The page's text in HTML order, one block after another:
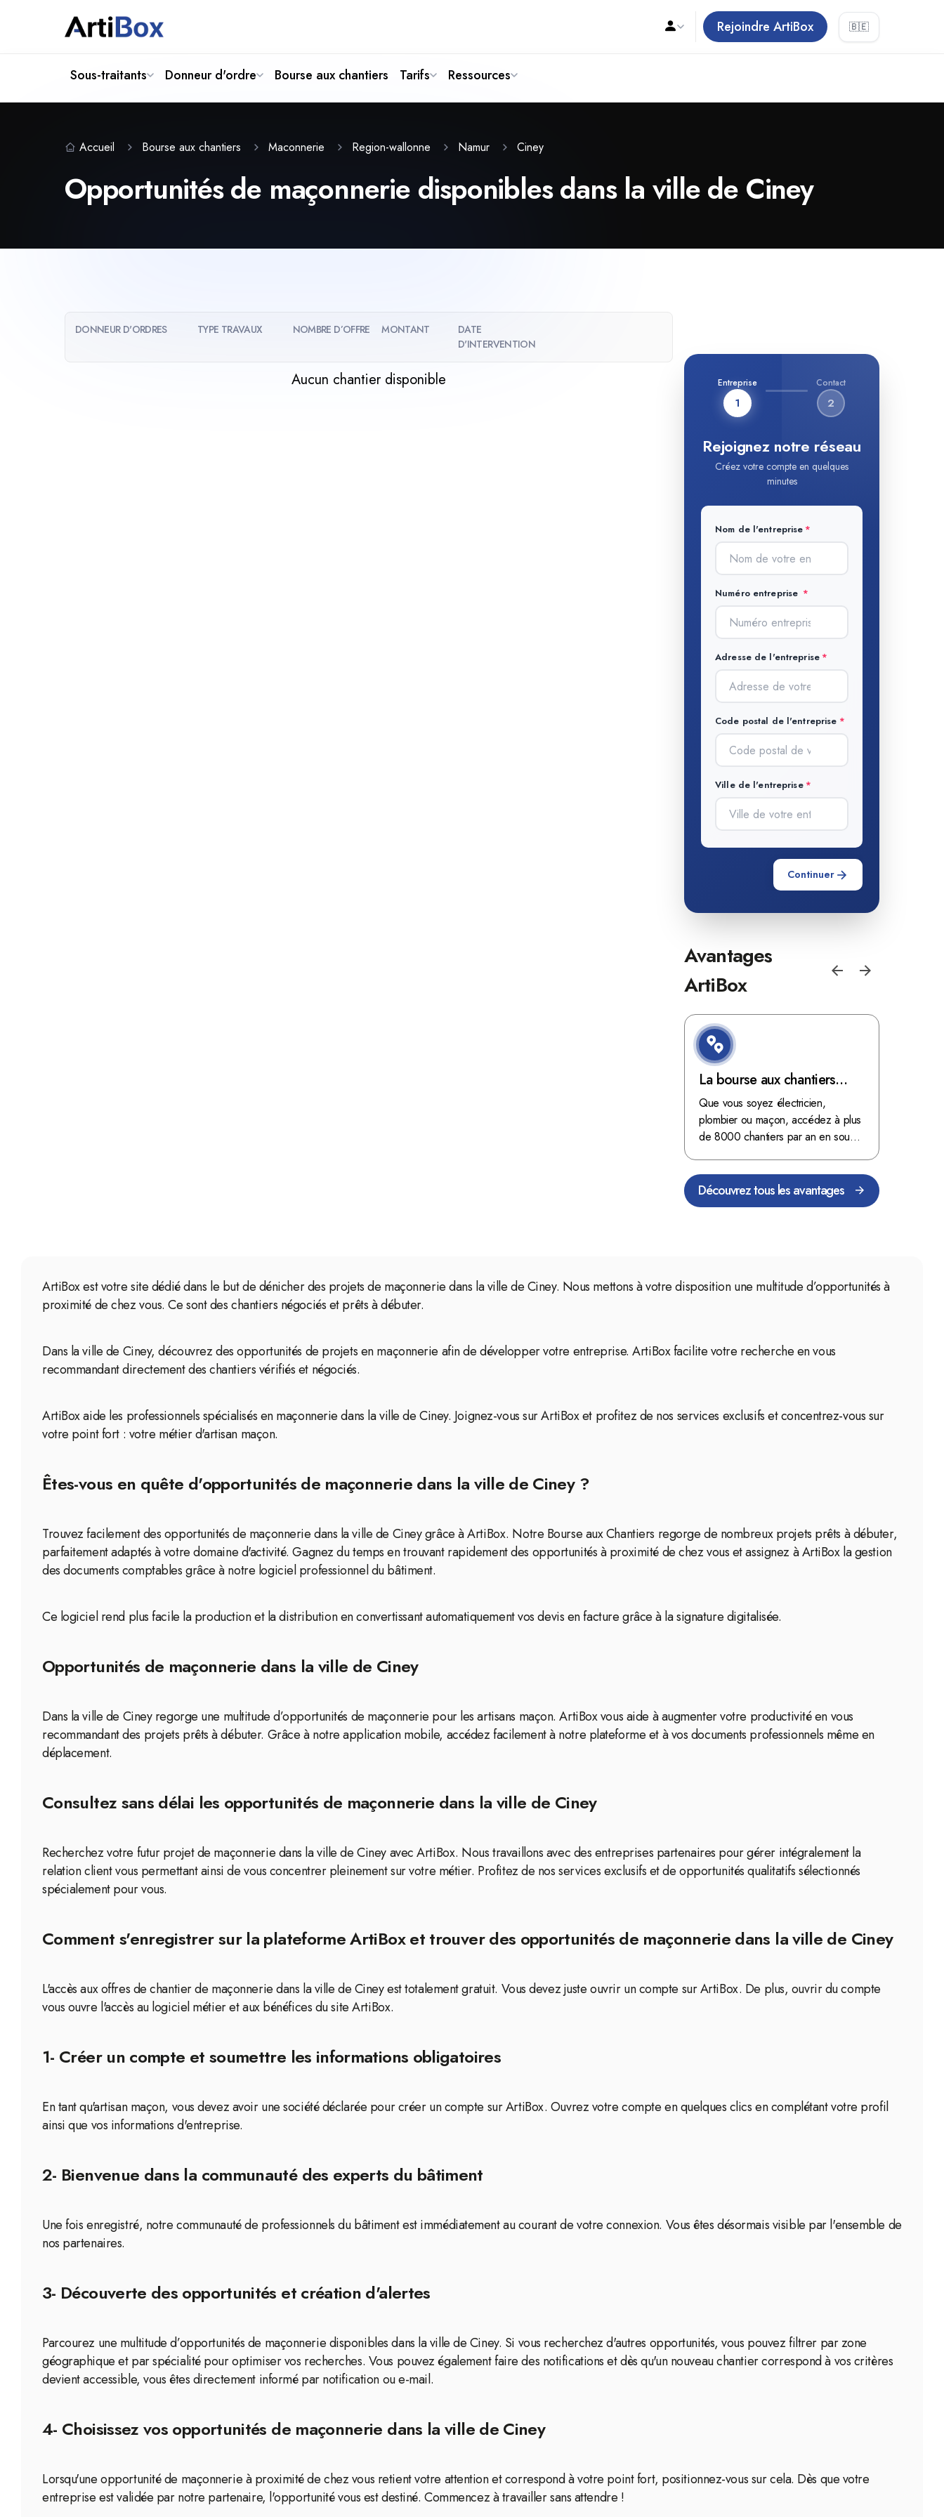
Rejoindre ArtiBox 🇧🇪
Sous-traitants Donneur d'ordre Bourse aux chantiers Tarifs Ressources
Accueil Bourse aux chantiers Maconnerie Region-wallonne Namur Ciney
Opportunités de maçonnerie disponibles dans la ville de Ciney
DONNEUR D'ORDRES TYPE TRAVAUX NOMBRE D’OFFRE MONTANT
DATE
D'INTERVENTION
Aucun chantier disponible Entreprise
1
Contact
2
Rejoignez notre réseau
Créez votre compte en quelques
minutes
Nom de l'entreprise
Numéro entreprise
Adresse de l'entreprise
Code postal de l'entreprise
Ville de l'entreprise
Continuer
Avantages
ArtiBox
La bourse aux chantiers
d'ArtiBox Belgique, véritable
mine d'or !
Que vous soyez électricien,
plombier ou maçon, accédez à plus
de 8000 chantiers par an en sous-
Découvrez tous les avantages
ArtiBox est votre site dédié dans le but de dénicher des projets de maçonnerie dans la ville de Ciney. Nous mettons à votre disposition une multitude d’opportunités à
proximité de chez vous. Ce sont des chantiers négociés et prêts à débuter.
Dans la ville de Ciney, découvrez des opportunités de projets en maçonnerie afin de développer votre entreprise. ArtiBox facilite votre recherche en vous
recommandant directement des chantiers vérifiés et négociés.
ArtiBox aide les professionnels spécialisés en maçonnerie dans la ville de Ciney. Joignez-vous sur ArtiBox et profitez de nos services exclusifs et concentrez-vous sur
votre point fort : votre métier d'artisan maçon.
Êtes-vous en quête d'opportunités de maçonnerie dans la ville de Ciney ?
Trouvez facilement des opportunités de maçonnerie dans la ville de Ciney grâce à ArtiBox. Notre Bourse aux Chantiers regorge de nombreux projets prêts à débuter,
parfaitement adaptés à votre domaine d'activité. Gagnez du temps en trouvant rapidement des opportunités à proximité de chez vous et assignez à ArtiBox la gestion
des documents comptables grâce à notre logiciel professionnel du bâtiment.
Ce logiciel rend plus facile la production et la distribution en convertissant automatiquement vos devis en facture grâce à la signature digitalisée.
Opportunités de maçonnerie dans la ville de Ciney
Dans la ville de Ciney regorge une multitude d’opportunités de maçonnerie pour les artisans maçon. ArtiBox vous aide à augmenter votre productivité en vous
recommandant des projets prêts à débuter. Grâce à notre application mobile, accédez facilement à notre plateforme et à vos documents professionnels même en
déplacement.
Consultez sans délai les opportunités de maçonnerie dans la ville de Ciney
Recherchez votre futur projet de maçonnerie dans la ville de Ciney avec ArtiBox. Nous travaillons avec des entreprises partenaires pour gérer intégralement la
relation client vous permettant ainsi de vous concentrer pleinement sur votre métier. Profitez de nos services exclusifs et de opportunités qualitatifs sélectionnés
spécialement pour vous.
Comment s'enregistrer sur la plateforme ArtiBox et trouver des opportunités de maçonnerie dans la ville de Ciney
L'accès aux offres de chantier de maçonnerie dans la ville de Ciney est totalement gratuit. Vous devez juste ouvrir un compte sur ArtiBox. De plus, ouvrir du compte
vous ouvre l'accès au logiciel métier et aux bénéfices du site ArtiBox.
1- Créer un compte et soumettre les informations obligatoires
En tant qu'artisan maçon, vous devez avoir une société déclarée pour créer un compte sur ArtiBox. Ouvrez votre compte en quelques clics en complétant votre profil
ainsi que vos informations d'entreprise.
2- Bienvenue dans la communauté des experts du bâtiment
Une fois enregistré, notre communauté de professionnels du bâtiment est immédiatement au courant de votre connexion. Vous êtes désormais visible par l'ensemble de
nos partenaires.
3- Découverte des opportunités et création d'alertes
Parcourez une multitude d’opportunités de maçonnerie disponibles dans la ville de Ciney. Si vous recherchez d'autres opportunités, vous pouvez filtrer par zone
géographique et par spécialité pour optimiser vos recherches. Vous pouvez également faire des notifications et dès qu'un nouveau chantier correspond à vos critères
devient accessible, vous êtes directement informé par notification ou e-mail.
4- Choisissez vos opportunités de maçonnerie dans la ville de Ciney
Lorsqu'une opportunité de maçonnerie à proximité de chez vous retient votre attention et correspond à votre point fort, positionnez-vous sur cela. Dès que votre
entreprise est validée par notre partenaire, l'opportunité vous est destiné. Commencez à travailler sans attendre !